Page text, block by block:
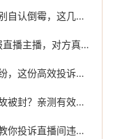
快手平台买货上当怎么办，快手买货被坑别自认倒霉，这几招帮你把钱追回来
直播间举报主播对主播有影响吗?匿名举报直播主播，对方真的能查到是你吗？一文讲清平台规则与隐私保护
如何在抖音上投诉店铺，在抖音购物遇纠纷，这份高效投诉指南请收好，维权其实并不难
抖音乱封号举报方式有哪些，抖音账号无故被封？亲测有效的举报申诉渠道请收好
怎么在直播投诉主播违规行为呢，手把手教你投诉直播间违规行为，这几个方法最管用